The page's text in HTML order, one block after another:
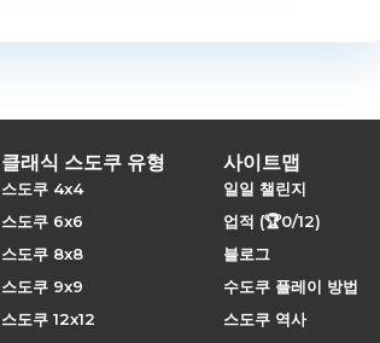
클래식 스도쿠 유형
스도쿠 4x4
스도쿠 6x6
스도쿠 8x8
스도쿠 9x9
스도쿠 12x12
사이트맵
일일 챌린지
업적 (🏆0/12)
블로그
수도쿠 플레이 방법
스도쿠 역사